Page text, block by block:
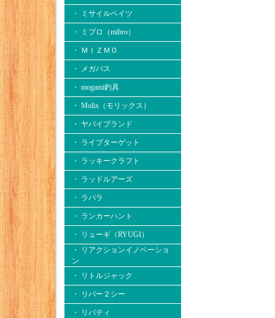
・ ミサイルベイツ
・ ミブロ（mibro）
・ ＭＩＺＭＯ
・ メガバス
・ mogami釣具
・ Molix（モリックス）
・ ヤバイブランド
・ ライブターゲット
・ ラッキークラフト
・ ラッドルアーズ
・ ラパラ
・ ランカーハント
・ リューギ（RYUGI）
・ リアクションイノベーショ
ン
・ リトルジャック
・ リバー２シー
・ リバティ